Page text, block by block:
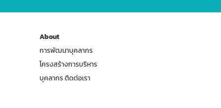
About
การพัฒนาบุคลากร
โครงสร้างการบริหาร
บุคลากร ติดต่อเรา